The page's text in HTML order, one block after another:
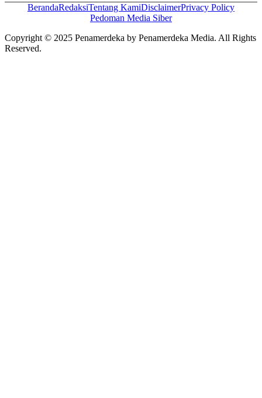
BerandaRedaksiTentang KamiDisclaimerPrivacy Policy
Pedoman Media Siber
Copyright © 2025 Penamerdeka by Penamerdeka Media. All Rights
Reserved.